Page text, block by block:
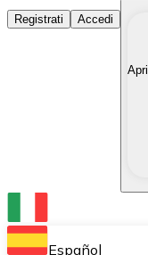
Acquista
Acquista le
Converti le
Scambia una
Conserva le tue
Registrati Accedi
Español